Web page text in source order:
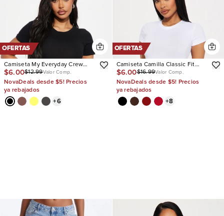
OFERTAS
Camiseta My Everyday Crew
Neck
$6.00$12.99Valor Comp.
NovaDeals desde $5! Precios
ya rebajados
+6
OFERTAS
Camiseta Camilla Classic Fit
Crew Neck
$6.00$16.99Valor Comp.
NovaDeals desde $5! Precios
ya rebajados
+8